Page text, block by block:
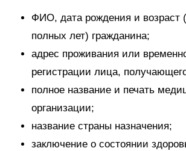
ФИО, дата рождения и возраст
полных лет) гражданина;
адрес проживания или
регистрации лица,
полное название и печать
организации;
название страны назначения;
заключение о состоянии